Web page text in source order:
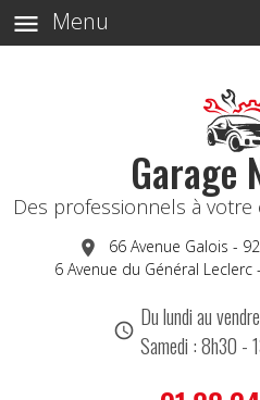
menu Menu
Garage
Des professionnels à
place
66 Avenue Galois -
6 Avenue du Général Leclerc
schedule Du lundi au
Samedi : 8h30 -